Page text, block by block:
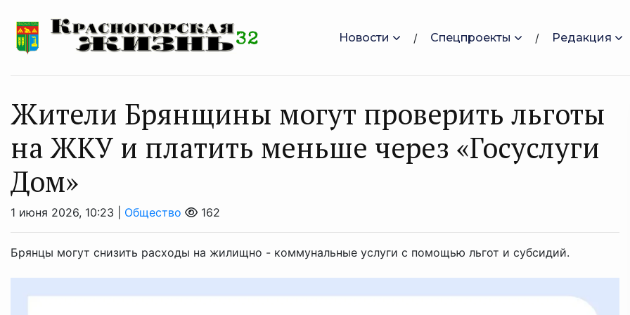
Новости Спецпроекты Редакция
Жители Брянщины могут проверить льготы
на ЖКУ и платить меньше через «Госуслуги
Дом»
1 июня 2026, 10:23 | Общество 162
Брянцы могут снизить расходы на жилищно - коммунальные услуги с помощью льгот и субсидий.